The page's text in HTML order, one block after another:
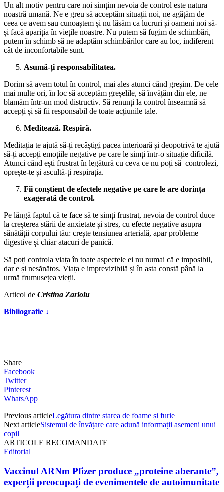
Un alt motiv pentru care noi simțim nevoia de control este natura
noastră umană. Ne e greu să acceptăm situații noi, ne agățăm de
ceea ce avem sau cunoaștem și nu lăsăm ca lucruri și oameni noi să-
și facă apariția în viețile noastre. Nu putem să fugim de schimbări,
putem în schimb să ne adaptăm schimbărilor care au loc, indiferent
cât de inconfortabile sunt.
Asumă-ți responsabilitatea.
Dorim să avem totul în control, mai ales atunci când greșim. De cele
mai multe ori, în loc să acceptăm greșelile, să învățăm din ele, ne
blamăm într-un mod distructiv. Să renunți la control înseamnă să
accepți și să fii responsabil de toate acțiunile tale.
Meditează. Respiră.
Meditația te ajută să-ți recâștigi pacea interioară și deopotrivă te ajută
să-ți accepți emoțiile negative pe care le simți într-o situație dificilă.
Atunci când ești frustrat în legătură cu ceva ce nu poți să controlezi,
oprește-te și ascultă-ți respirația.
Fii conștient de efectele negative pe care le are dorința
exagerată de control.
Pe lângă faptul că te face să te simți frustrat, nevoia de control duce
la creșterea stării de anxietate și stres, cu efecte negative asupra
sănătății corpului tău: crește tensiunea arterială, apar probleme
digestive și chiar atacuri de panică.
Să poți controla viața în toate aspectele ei nu numai că e imposibil,
dar e și nesănătos. Viața e imprevizibilă și în asta constă până la
urmă frumusețea vieții.
Articol de Cristina Zarioiu
Bibliografie ↓
Share
Facebook
Twitter
Pinterest
WhatsApp
Previous articleLegătura dintre starea de foame și furie
Next articleSistemul de învățare care adună informații asemeni unui
copil
ARTICOLE RECOMANDATE
Editorial
Vaccinul ARNm Pfizer produce „proteine aberante”,
experții preocupați de evenimentele de autoimunitate